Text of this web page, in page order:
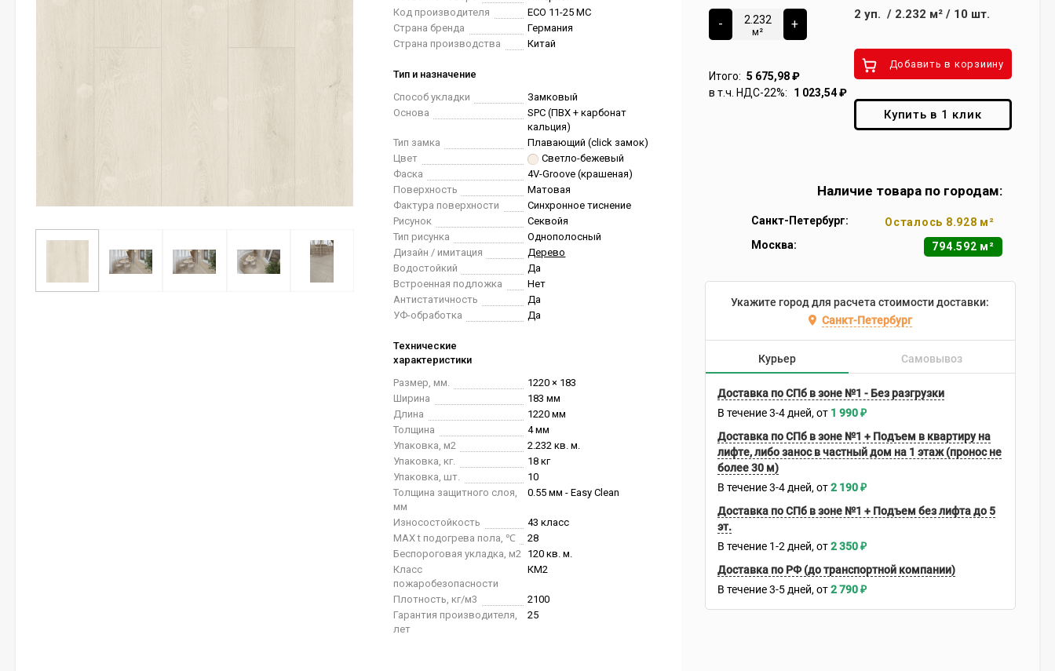
Код производителя
ECO 11-25 MC
Страна бренда
Германия
Страна производства
Китай
Тип и назначение
Способ укладки
Замковый
Основа
SPC (ПВХ + карбонат
кальция)
Тип замка
Плавающий (click замок)
Цвет
Светло-бежевый
Фаска
4V-Groove (крашеная)
Поверхность
Матовая
Фактура поверхности
Синхронное тиснение
Рисунок
Секвойя
Тип рисунка
Однополосный
Дизайн / имитация
Дерево
Водостойкий
Да
Встроенная подложка
Нет
Антистатичность
Да
УФ-обработка
Да
Технические
характеристики
Размер, мм.
1220 × 183
Ширина
183 мм
Длина
1220 мм
Толщина
4 мм
Упаковка, м2
2.232 кв. м.
Упаковка, кг.
18 кг
Упаковка, шт.
10
Толщина защитного слоя,
мм
0.55 мм - Easy Clean
Износостойкость
43 класс
MAX t подогрева пола, ℃
28
Беспороговая укладка, м2 120 кв. м.
Класс
пожаробезопасности
КМ2
Плотность, кг/м3
2100
Гарантия производителя,
лет
25
-
м²
+
Итого: 5 675,98₽
в т.ч. НДС-22%:
1 023,54₽
2 уп. / 2.232 м²/ 10 шт.
Добавить в корзиину
Купить в 1 клик
Наличие товара по городам:
Санкт-Петербург:
Осталось 8.928 м²
Москва:
794.592 м²
Укажите город для расчета стоимости доставки:
Санкт-Петербург
Курьер Самовывоз
Доставка по СПб в зоне №1 - Без разгрузки
В течение 3-4 дней 1 990₽
Доставка по СПб в зоне №1 + Подъем в квартиру на
лифте, либо занос в частный дом на 1 этаж (пронос не
более 30 м)
В течение 3-4 дней 2 190₽
Доставка по СПб в зоне №1 + Подъем без лифта до 5
эт.
В течение 1-2 дней 2 350₽
Доставка по РФ (до транспортной компании)
В течение 3-5 дней 2 790₽